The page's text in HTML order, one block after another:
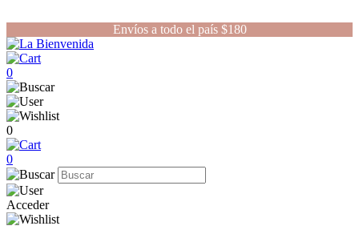
Envíos a todo el país $180
0
0
0
Acceder